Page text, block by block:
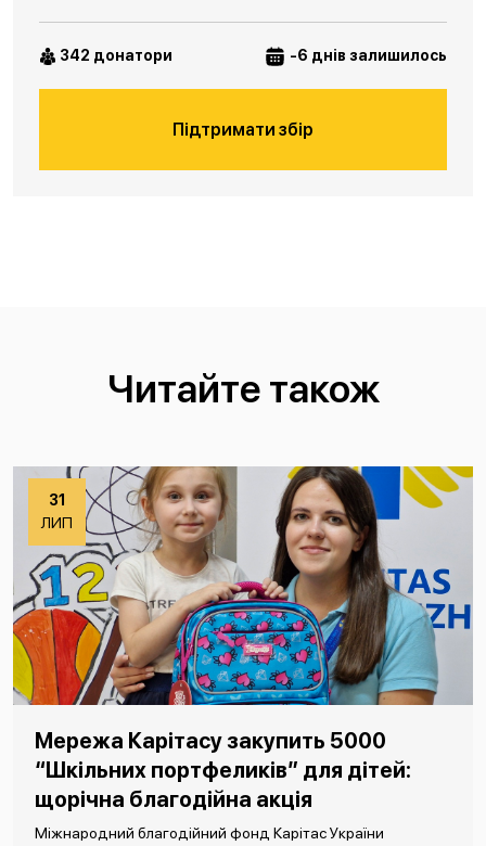
342 донатори -6 днів залишилось
Підтримати збір
Читайте також
31
ЛИП
Мережа Карітасу закупить 5000
“Шкільних портфеликів” для дітей:
щорічна благодійна акція
Міжнародний благодійний фонд Карітас України